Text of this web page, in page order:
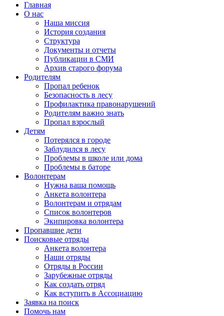
Главная
О нас
Наша миссия
История создания
Структура
Документы и отчеты
Публикации в СМИ
Архив старого форума
Родителям
Пропал ребенок
Безопасность в лесу
Профилактика правонарушений
Родителям важно знать
Пропал взрослый
Детям
Потерялся в городе
Заблудился в лесу
Проблемы в школе или дома
Проблемы в баторе
Волонтерам
Нужна ваша помощь
Анкета волонтера
Волонтерам и отрядам
Список волонтеров
Экипировка волонтера
Пропавшие дети
Поисковые отряды
Анкета волонтера
Наши отряды
Отряды в России
Зарубежные отряды
Как создать отряд
Как вступить в Ассоциацию
Заявка на поиск
Помочь нам